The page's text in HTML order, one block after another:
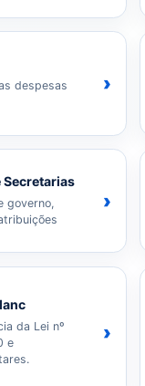
despesas
›
Secretarias
governo,
›
da Lei nº
e
›